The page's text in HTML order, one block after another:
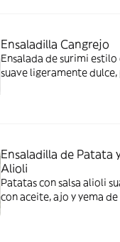
Ensaladilla Cangrejo
Ensalada de surimi estilo
suave ligeramente dulce,
Ensaladilla de Patata
Alioli
Patatas con salsa alioli
con aceite, ajo y yema